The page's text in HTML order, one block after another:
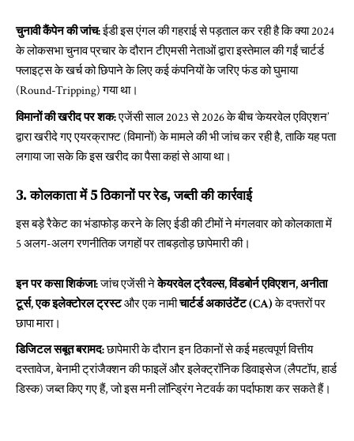
चुनावी कैंपेन की जांच:ईडी इस एंगल की गहराई से पड़ताल कर रही है कि क्या 2024
के लोकसभा चुनाव प्रचार के दौरान टीएमसी नेताओं द्वारा इस्तेमाल की गईं चार्टर्ड
फ्लाइट्स के खर्च को छिपाने के लिए कई कंपनियों के जरिए फंड को घुमाया
(Round-Tripping) गया था।
विमानों की खरीद पर शक:एजेंसी साल 2023 से 2026 के बीच ‘केयरवेल एविएशन’
द्वारा खरीदे गए एयरक्राफ्ट (विमानों) के मामले की भी जांच कर रही है, ताकि यह पता
लगाया जा सके कि इस खरीद का पैसा कहां से आया था।
3. कोलकाता में 5 ठिकानों पर रेड, जब्ती की कार्रवाई
इस बड़े रैकेट का भंडाफोड़ करने के लिए ईडी की टीमों ने मंगलवार को कोलकाता में
5 अलग-अलग रणनीतिक जगहों पर ताबड़तोड़ छापेमारी की।
इन पर कसा शिकंजा:जांच एजेंसी नेकेयरवेल ट्रैवल्स, विंडबोर्न एविएशन, अनीता
टूर्स, एक इलेक्टोरल ट्रस्टऔर एक नामीचार्टर्ड अकाउंटेंट (CA)के दफ्तरों पर
छापा मारा।
डिजिटल सबूत बरामद:छापेमारी के दौरान इन ठिकानों से कई महत्वपूर्ण वित्तीय
दस्तावेज, बेनामी ट्रांजैक्शन की फाइलें और इलेक्ट्रॉनिक डिवाइसेज (लैपटॉप, हार्ड
डिस्क) जब्त किए गए हैं, जो इस मनी लॉन्ड्रिंग नेटवर्क का पर्दाफाश कर सकते हैं।